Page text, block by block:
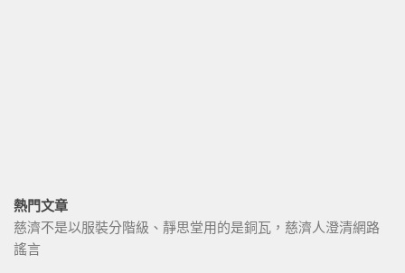
熱門文章
慈濟不是以服裝分階級、靜思堂用的是銅瓦，慈濟人澄清網路
謠言